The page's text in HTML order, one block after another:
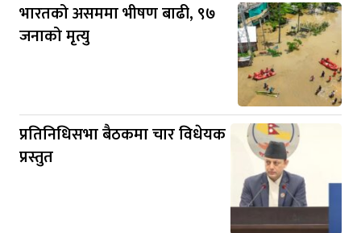
भारतको असममा भीषण बाढी, ९७
जनाको मृत्यु
प्रतिनिधिसभा बैठकमा चार विधेयक
प्रस्तुत